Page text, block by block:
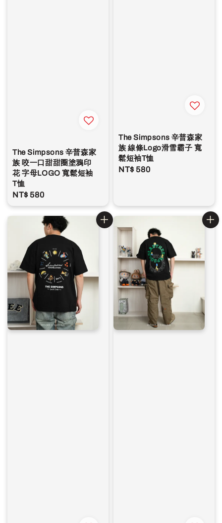
The Simpsons 辛普森家
族 咬一口甜甜圈塗鴉印
花 字母LOGO 寬鬆短袖
T恤
Regular
price
NT$ 580
The Simpsons 辛普森家
族 線條Logo滑雪霸子 寬
鬆短袖T恤
Regular
NT$ 580